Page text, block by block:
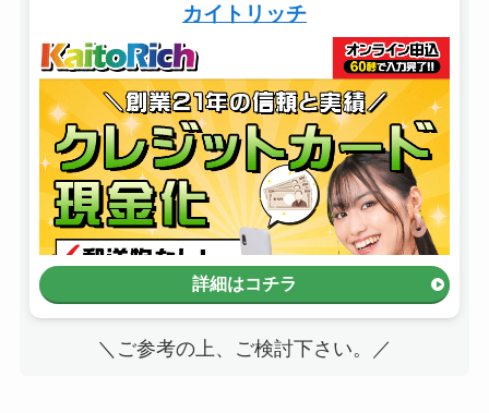
カイトリッチ
詳細はコチラ
＼ご参考の上、ご検討下さい。／